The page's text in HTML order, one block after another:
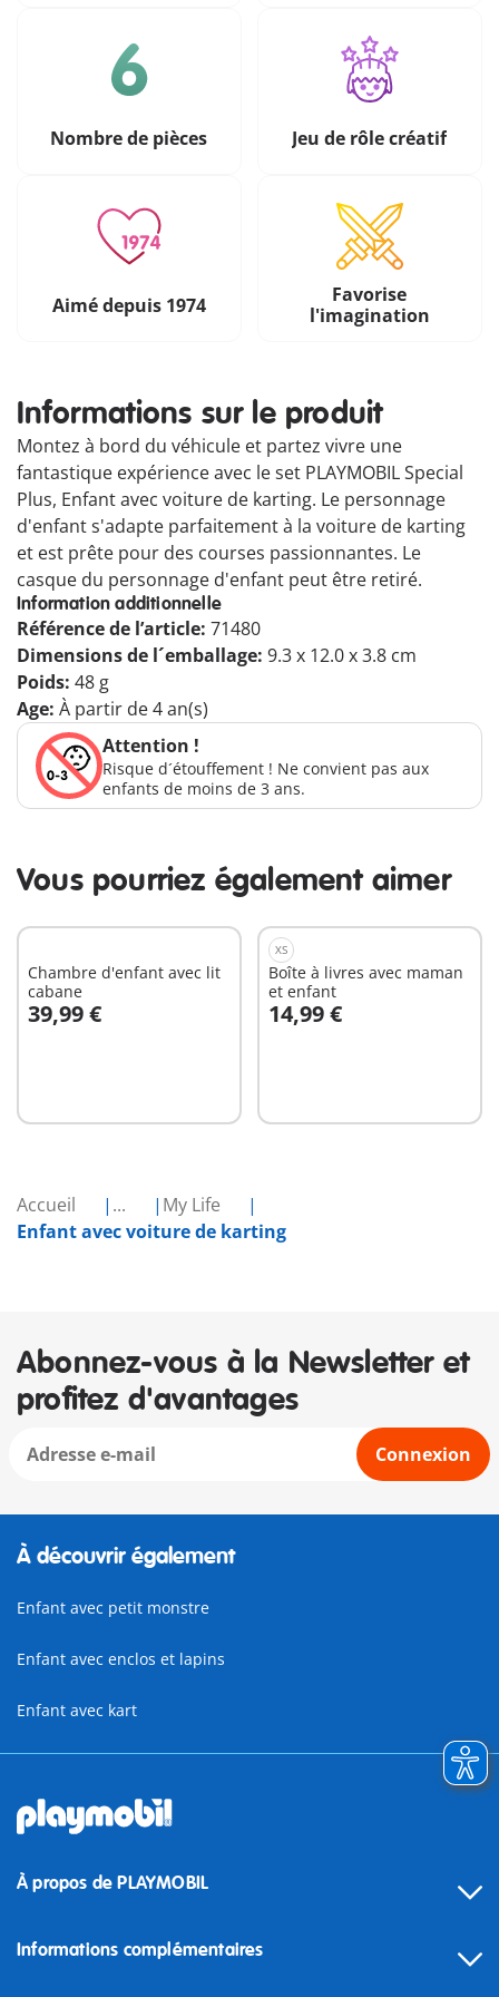
Accueil ...
My Life
Enfant avec voiture de karting
Nombre de pièces Jeu de rôle créatif
Aimé depuis 1974
Favorise
l'imagination
Informations sur le produit
Montez à bord du véhicule et partez vivre une
fantastique expérience avec le set PLAYMOBIL Special
Plus, Enfant avec voiture de karting. Le personnage
d'enfant s'adapte parfaitement à la voiture de karting
et est prête pour des courses passionnantes. Le
casque du personnage d'enfant peut être retiré.
Information additionnelle
Référence de l’article: 71480
Dimensions de l´emballage: 9.3 x 12.0 x 3.8 cm
Poids: 48 g
Age: À partir de 4 an(s)
Attention !
Risque d´étouffement ! Ne convient pas aux
enfants de moins de 3 ans.
Vous pourriez également aimer
Chambre d'enfant avec lit
cabane
39,99 €
Au panier
XS
Boîte à livres avec maman
et enfant
14,99 €
Au panier
Abonnez-vous à la Newsletter et
profitez d'avantages
Connexion
À découvrir également
Enfant avec petit monstre
Enfant avec enclos et lapins
Enfant avec kart
À propos de PLAYMOBIL
Informations complémentaires